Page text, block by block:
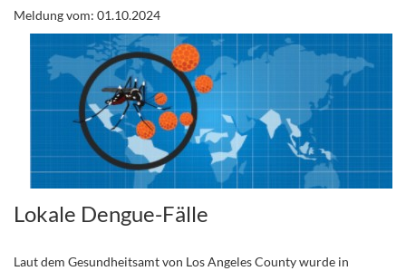
Meldung vom: 01.10.2024
Lokale Dengue-Fälle
Laut dem Gesundheitsamt von Los Angeles County wurde in